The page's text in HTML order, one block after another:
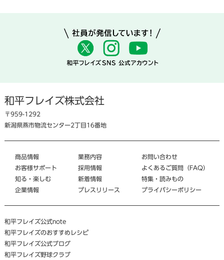
和平フレイズ株式会社
〒959-1292
新潟県燕市物流センター2丁目16番地
商品情報
お客様サポート
知る・楽しむ
企業情報
業務内容
採用情報
新着情報
プレスリリース
お問い合わせ
よくあるご質問（FAQ）
特集・読みもの
プライバシーポリシー
和平フレイズ公式note
和平フレイズのおすすめレシピ
和平フレイズ公式ブログ
和平フレイズ野球クラブ